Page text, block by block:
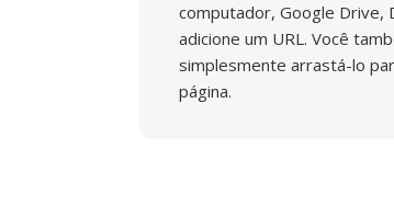
computador, Google Drive,
adicione um URL. Você
simplesmente arrastá-lo
página.